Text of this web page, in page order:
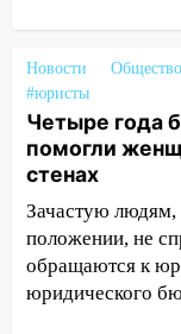
На
15:00
14:32 На
надвигается
14:08
Фруктовой
Новости Общество
#юристы
Четыре года
помогли
стенах
Зачастую людям,
положении, не
обращаются к
юридического